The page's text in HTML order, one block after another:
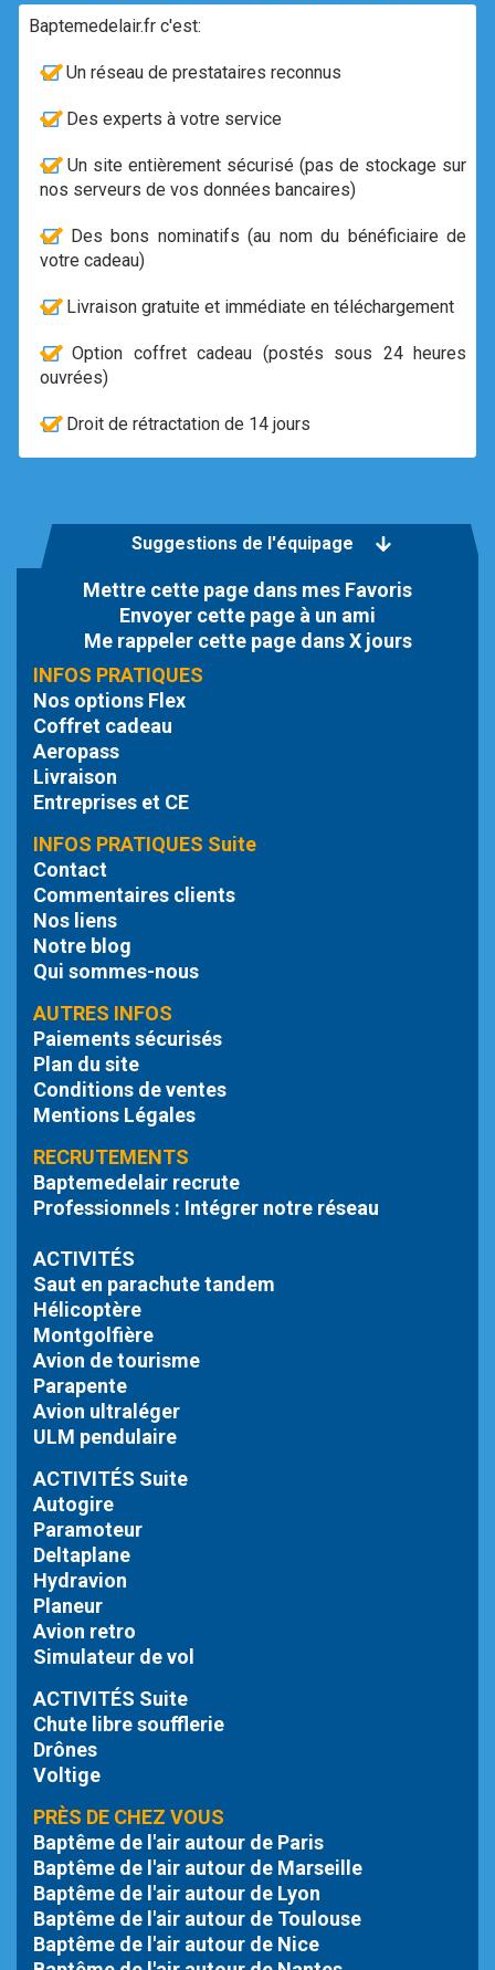
Baptemedelair.fr c'est:
Un réseau de prestataires reconnus
Des experts à votre service
Un site entièrement sécurisé (pas de stockage sur
nos serveurs de vos données bancaires)
Des bons nominatifs (au nom du bénéficiaire de
votre cadeau)
Livraison gratuite et immédiate en téléchargement
Option coffret cadeau (postés sous 24 heures
ouvrées)
Droit de rétractation de 14 jours
Suggestions de l'équipage
Mettre cette page dans mes Favoris
Envoyer cette page à un ami
Me rappeler cette page dans X jours
INFOS PRATIQUES
Nos options Flex
Coffret cadeau
Aeropass
Livraison
Entreprises et CE
INFOS PRATIQUES Suite
Contact
Commentaires clients
Nos liens
Notre blog
Qui sommes-nous
AUTRES INFOS
Paiements sécurisés
Plan du site
Conditions de ventes
Mentions Légales
RECRUTEMENTS
Baptemedelair recrute
Professionnels : Intégrer notre réseau
ACTIVITÉS
Saut en parachute tandem
Hélicoptère
Montgolfière
Avion de tourisme
Parapente
Avion ultraléger
ULM pendulaire
ACTIVITÉS Suite
Autogire
Paramoteur
Deltaplane
Hydravion
Planeur
Avion retro
Simulateur de vol
ACTIVITÉS Suite
Chute libresoufflerie
Drônes
Voltige
PRÈS DE CHEZ VOUS
Baptême de l'air autour de Paris
Baptême de l'air autour de Marseille
Baptême de l'air autour de Lyon
Baptême de l'air autour de Toulouse
Baptême de l'air autour de Nice